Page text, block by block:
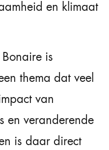
en klimaat
is
thema dat veel
van
en veranderende
is daar direct